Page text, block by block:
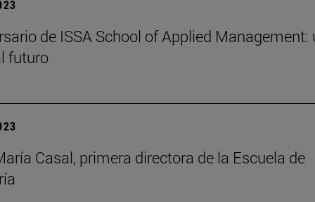
de ISSA School of Applied Management:
futuro
Casal, primera directora de la Escuela de